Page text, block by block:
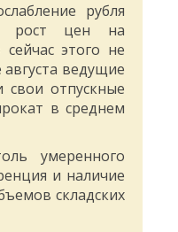
рубля
рост цен на
этого не
ведущие
свои отпускные
в среднем
умеренного
и наличие
складских